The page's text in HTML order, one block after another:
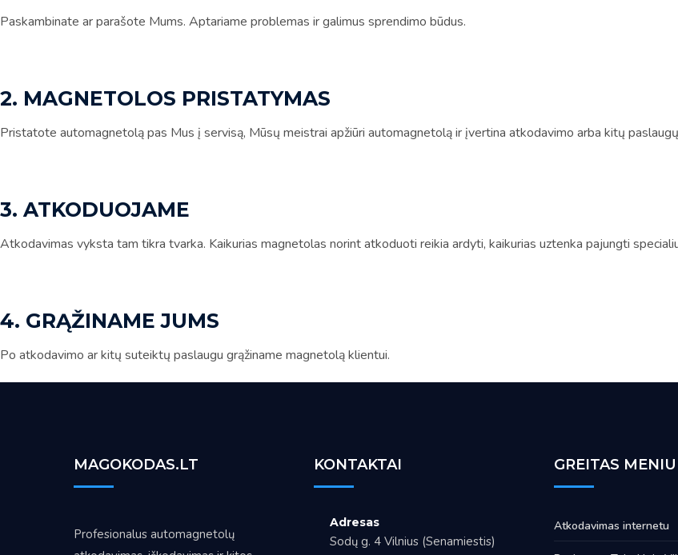
Paskambinate ar parašote Mums. Aptariame problemas ir galimus sprendimo būdus.
2. MAGNETOLOS PRISTATYMAS
Pristatote automagnetolą pas Mus į servisą, Mūsų meistrai apžiūri automagnetolą ir įvertina atkodavimo arba kitų
3. ATKODUOJAME
Atkodavimas vyksta tam tikra tvarka. Kaikurias magnetolas norint atkoduoti reikia ardyti, kaikurias uztenka pajungti
4. GRĄŽINAME JUMS
Po atkodavimo ar kitų suteiktų paslaugu grąžiname magnetolą klientui.
MAGOKODAS.LT
Profesionalus automagnetolų
KONTAKTAI
Adresas
Sodų g. 4 Vilnius (Senamiestis)
GREITAS MENIU
Atkodavimas internetu